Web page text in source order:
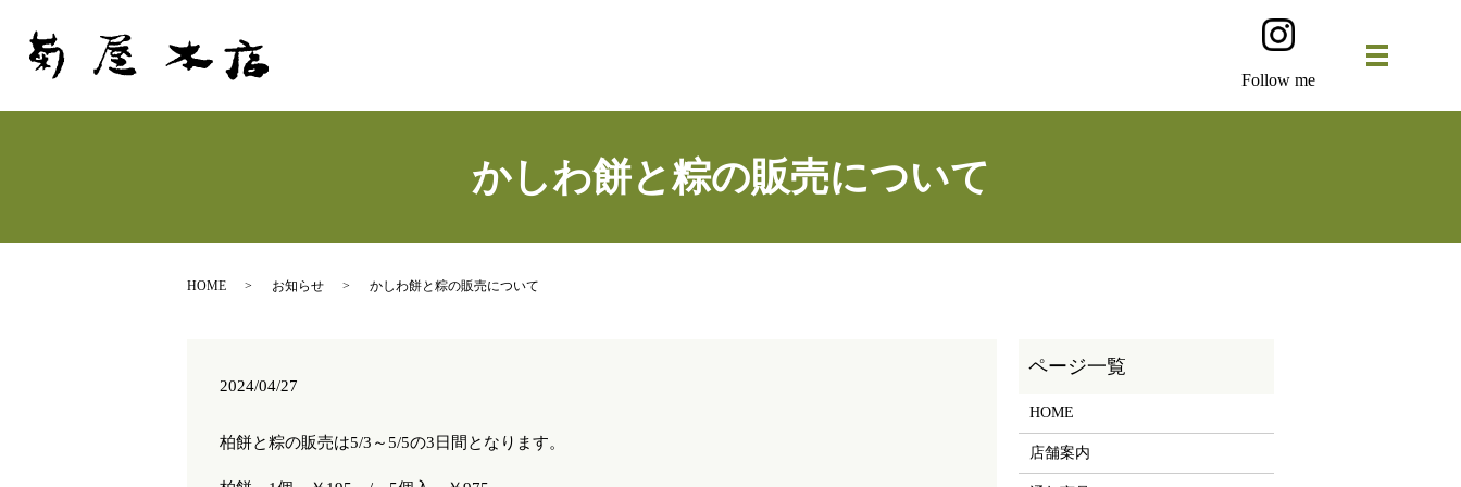
Follow me
かしわ餅と粽の販売について
HOME お知らせ かしわ餅と粽の販売について
2024/04/27
柏餅と粽の販売は5/3～5/5の3日間となります。
HOME
店舗案内